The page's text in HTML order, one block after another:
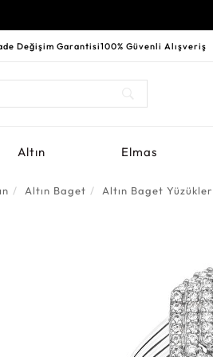
Değişim Garantisi100% Güvenli Alışveriş
Altın Elmas
Altın Baget Altın Baget Yüzükler